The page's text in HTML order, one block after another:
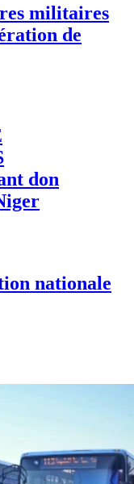
militaires
de
don
nationale